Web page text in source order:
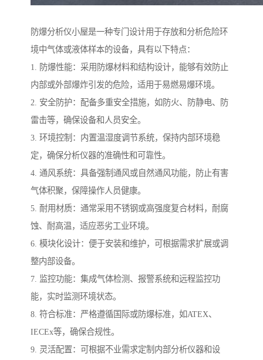
防爆分析仪小屋是一种专门设计用于存放和分析危险环
境中气体或液体样本的设备，具有以下特点：
1. 防爆性能：采用防爆材料和结构设计，能够有效防止
内部或外部爆炸引发的危险，适用于易燃易爆环境。
2. 安全防护：配备多重安全措施，如防火、防静电、防
雷击等，确保设备和人员安全。
3. 环境控制：内置温湿度调节系统，保持内部环境稳
定，确保分析仪器的准确性和可靠性。
4. 通风系统：具备强制通风或自然通风功能，防止有害
气体积聚，保障操作人员健康。
5. 耐用材质：通常采用不锈钢或高强度复合材料，耐腐
蚀、耐高温，适应恶劣工业环境。
6. 模块化设计：便于安装和维护，可根据需求扩展或调
整内部设备。
7. 监控功能：集成气体检测、报警系统和远程监控功
能，实时监测环境状态。
8. 符合标准：严格遵循国际或防爆标准，如ATEX、
IECEx等，确保合规性。
9. 灵活配置：可根据不业需求定制内部分析仪器和设